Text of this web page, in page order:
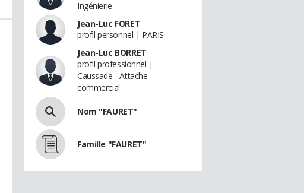
Ingénierie
Jean-Luc FORET
profil personnel | PARIS
Jean-Luc BORRET
profil professionnel |
Caussade - Attache
commercial
Nom "FAURET"
Famille "FAURET"